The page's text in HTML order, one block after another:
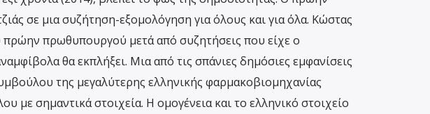
σε μια συζήτηση-εξομολόγηση για όλους και για όλα. Κώστας
πρωθυπουργού μετά από συζητήσεις που είχε ο
θα εκπλήξει. Μια από τις σπάνιες δημόσιες εμφανίσεις
της μεγαλύτερης ελληνικής φαρμακοβιομηχανίας
με σημαντικά στοιχεία. Η ομογένεια και το ελληνικό στοιχείο